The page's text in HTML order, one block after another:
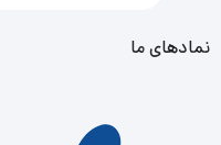
نمادهای ما